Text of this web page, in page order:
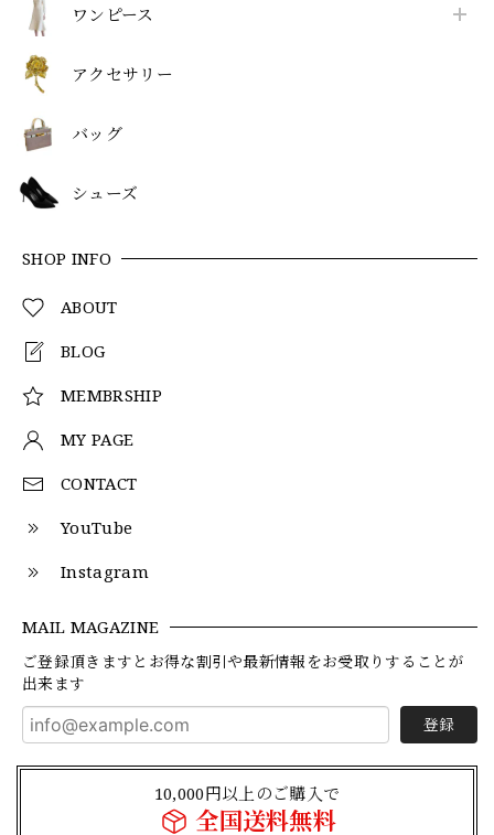
ワンピース
アクセサリー
バッグ
シューズ
SHOP INFO
ABOUT
BLOG
MEMBRSHIP
MY PAGE
CONTACT
YouTube
Instagram
MAIL MAGAZINE
ご登録頂きますとお得な割引や最新情報をお受取りすることが
出来ます
登録
10,000円以上のご購入で
全国送料無料